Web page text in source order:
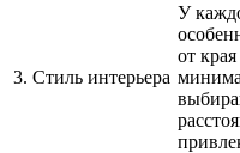
3. Стиль интерьера
У
от